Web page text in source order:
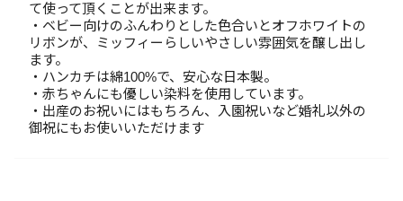
て使って頂くことが出来ます。
・ベビー向けのふんわりとした色合いとオフホワイトの
リボンが、ミッフィーらしいやさしい雰囲気を醸し出し
ます。
・ハンカチは綿100%で、安心な日本製。
・赤ちゃんにも優しい染料を使用しています。
・出産のお祝いにはもちろん、入園祝いなど婚礼以外の
御祝にもお使いいただけます